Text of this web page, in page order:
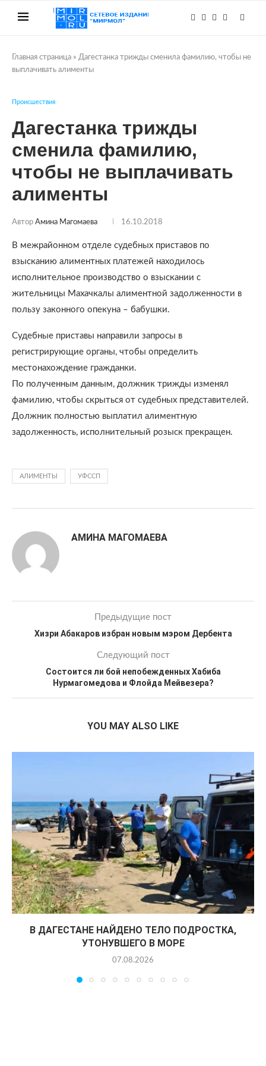
Главная страница » Дагестанка трижды сменила фамилию, чтобы не
выплачивать алименты
Происшествия
Дагестанка трижды
сменила фамилию,
чтобы не выплачивать
алименты
Автор Амина Магомаева 16.10.2018
В межрайонном отделе судебных приставов по
взысканию алиментных платежей находилось
исполнительное производство о взыскании с
жительницы Махачкалы алиментной задолженности в
пользу законного опекуна – бабушки.
Судебные приставы направили запросы в
регистрирующие органы, чтобы определить
местонахождение гражданки.
По полученным данным, должник трижды изменял
фамилию, чтобы скрыться от судебных представителей.
Должник полностью выплатил алиментную
задолженность, исполнительный розыск прекращен.
АЛИМЕНТЫ УФССП
АМИНА МАГОМАЕВА
Предыдущие пост
Хизри Абакаров избран новым мэром Дербента
Следующий пост
Состоится ли бой непобежденных Хабиба
Нурмагомедова и Флойда Мейвезера?
YOU MAY ALSO LIKE
В ДАГЕСТАНЕ НАЙДЕНО ТЕЛО ПОДРОСТКА,
УТОНУВШЕГО В МОРЕ
07.08.2026